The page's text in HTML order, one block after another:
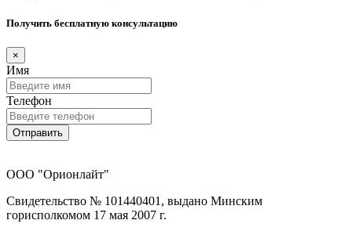
Получить бесплатную консультацию
×
Имя
Телефон
Отправить
ООО "Орионлайт"
Свидетельство № 101440401, выдано Минским
горисполкомом 17 мая 2007 г.